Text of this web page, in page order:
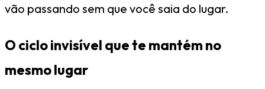
vão passando sem que você saia do lugar.
O ciclo invisível que te mantém no
mesmo lugar